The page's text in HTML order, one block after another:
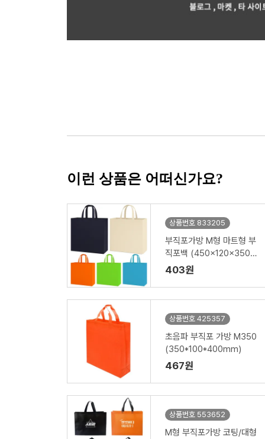
이런 상품은 어떠신가요?
상품번호 833205
부직포가방 M형 마트형 부
직포백 (450x120x350m
m)
403원
상품번호 425357
초음파 부직포 가방 M350
(350*100*400mm)
467원
상품번호 553652
M형 부직포가방 코팅/대형